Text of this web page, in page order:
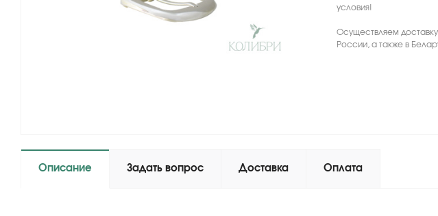
условия!
Осуществляем
России, а также в
Описание Задать вопрос Доставка Оплата